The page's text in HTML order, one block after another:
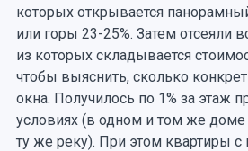
которых открывается
или горы 23-25%. Затем отсеяли
из которых складывается
чтобы выяснить, сколько
окна. Получилось по 1% за этаж
условиях (в одном и том же
ту же реку). При этом квартиры